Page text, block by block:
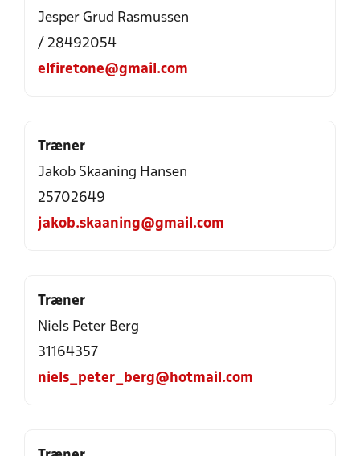
Jesper Grud Rasmussen
/ 28492054
elfiretone@gmail.com
Træner
Jakob Skaaning Hansen
25702649
jakob.skaaning@gmail.com
Træner
Niels Peter Berg
31164357
niels_peter_berg@hotmail.com